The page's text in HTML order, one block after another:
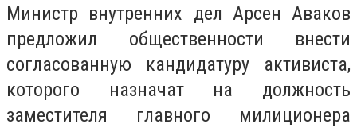
Министр внутренних дел Арсен Аваков
предложил общественности внести
согласованную кандидатуру активиста,
которого назначат на должность
заместителя главного милиционера